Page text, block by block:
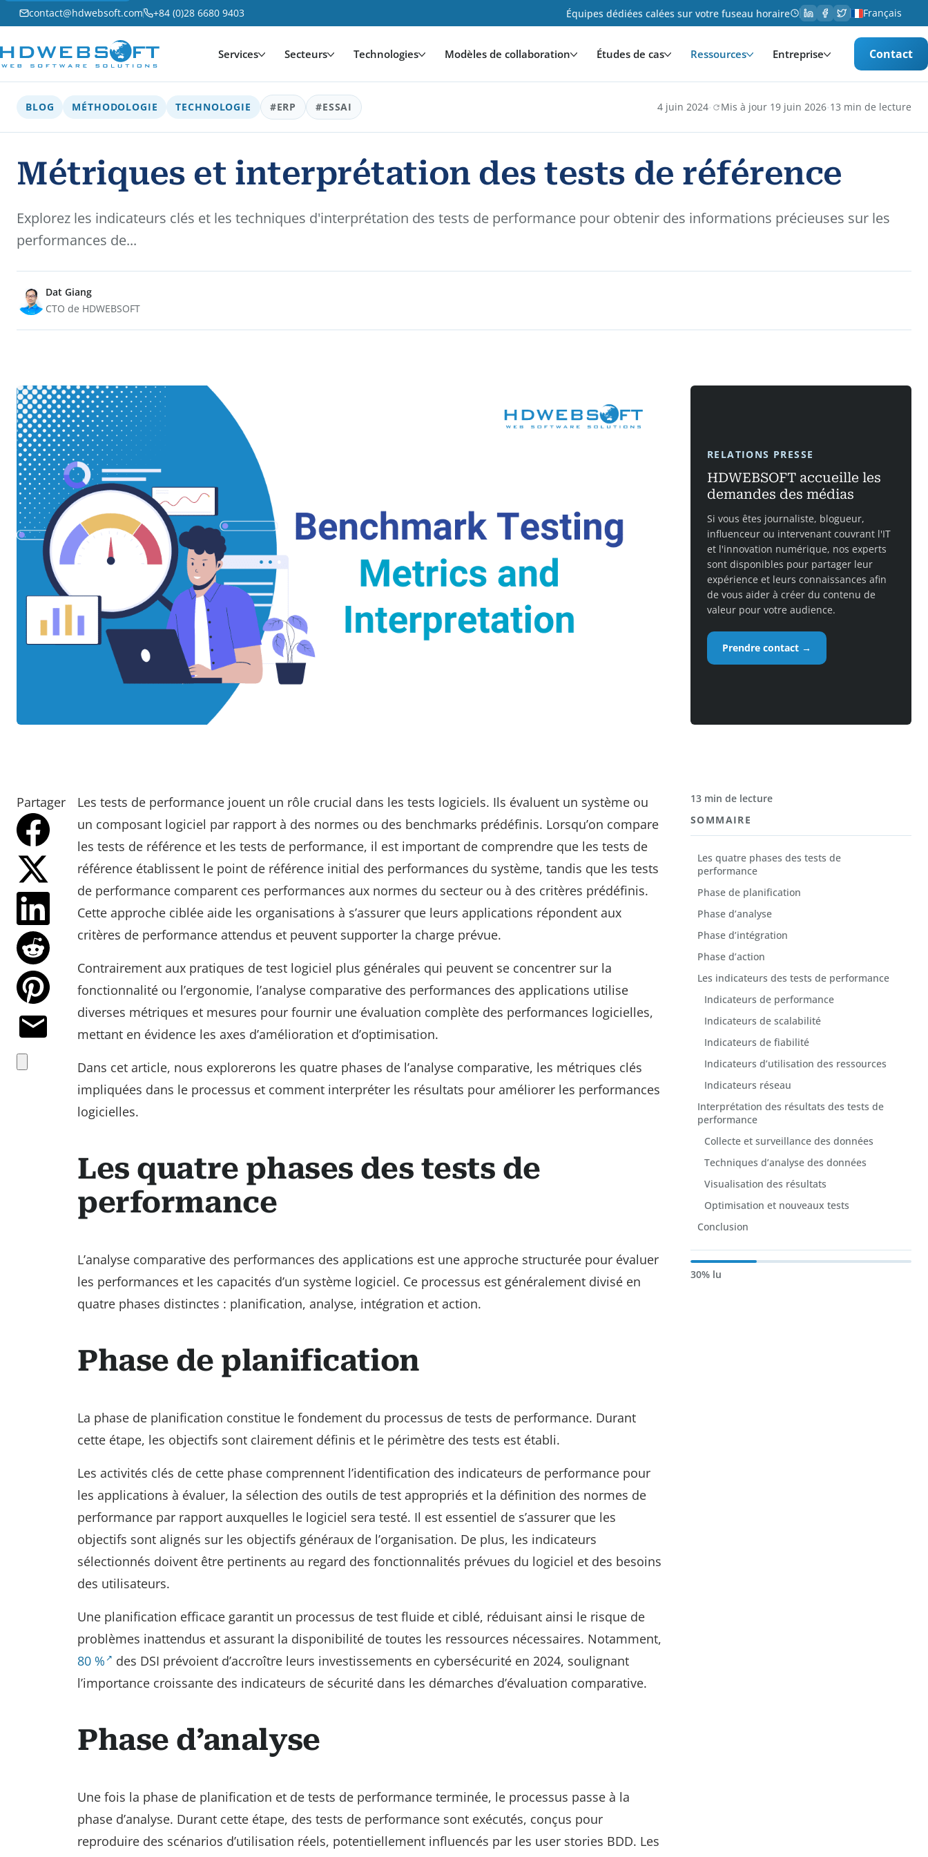
contact@hdwebsoft.com +84 (0)28 6680 9403 Équipes dédiées calées sur votre fuseau horaire Français
Services Secteurs Technologies Modèles de collaboration Études de cas Ressources Entreprise Contact
BLOG MÉTHODOLOGIE TECHNOLOGIE #ERP #ESSAI 4 juin 2024· Mis à jour 19 juin 2026·13 min de lecture
Métriques et interprétation des tests de référence
Explorez les indicateurs clés et les techniques d'interprétation des tests de performance pour obtenir des informations précieuses sur les
performances de...
Dat Giang
CTO de HDWEBSOFT
RELATIONS PRESSE
HDWEBSOFT accueille les
demandes des médias
Si vous êtes journaliste, blogueur,
influenceur ou intervenant couvrant l'IT
et l'innovation numérique, nos experts
sont disponibles pour partager leur
expérience et leurs connaissances afin
de vous aider à créer du contenu de
valeur pour votre audience.
Prendre contact →
Partager
Les tests de performance jouent un rôle crucial dans les tests logiciels. Ils évaluent un système ou
un composant logiciel par rapport à des normes ou des benchmarks prédéfinis. Lorsqu’on compare
les tests de référence et les tests de performance, il est important de comprendre que les tests de
référence établissent le point de référence initial des performances du système, tandis que les tests
de performance comparent ces performances aux normes du secteur ou à des critères prédéfinis.
Cette approche ciblée aide les organisations à s’assurer que leurs applications répondent aux
critères de performance attendus et peuvent supporter la charge prévue.
Contrairement aux pratiques de test logiciel plus générales qui peuvent se concentrer sur la
fonctionnalité ou l’ergonomie, l’analyse comparative des performances des applications utilise
diverses métriques et mesures pour fournir une évaluation complète des performances logicielles,
mettant en évidence les axes d’amélioration et d’optimisation.
Dans cet article, nous explorerons les quatre phases de l’analyse comparative, les métriques clés
impliquées dans le processus et comment interpréter les résultats pour améliorer les performances
logicielles.
Les quatre phases des tests de
performance
L’analyse comparative des performances des applications est une approche structurée pour évaluer
les performances et les capacités d’un système logiciel. Ce processus est généralement divisé en
quatre phases distinctes : planification, analyse, intégration et action.
Phase de planification
La phase de planification constitue le fondement du processus de tests de performance. Durant
cette étape, les objectifs sont clairement définis et le périmètre des tests est établi.
Les activités clés de cette phase comprennent l’identification des indicateurs de performance pour
les applications à évaluer, la sélection des outils de test appropriés et la définition des normes de
performance par rapport auxquelles le logiciel sera testé. Il est essentiel de s’assurer que les
objectifs sont alignés sur les objectifs généraux de l’organisation. De plus, les indicateurs
sélectionnés doivent être pertinents au regard des fonctionnalités prévues du logiciel et des besoins
des utilisateurs.
Une planification efficace garantit un processus de test fluide et ciblé, réduisant ainsi le risque de
problèmes inattendus et assurant la disponibilité de toutes les ressources nécessaires. Notamment,
80 %
des DSI prévoient d’accroître leurs investissements en cybersécurité en 2024, soulignant
l’importance croissante des indicateurs de sécurité dans les démarches d’évaluation comparative.
Phase d’analyse
Une fois la phase de planification et de tests de performance terminée, le processus passe à la
phase d’analyse. Durant cette étape, des tests de performance sont exécutés, conçus pour
reproduire des scénarios d’utilisation réels, potentiellement influencés par les user stories BDD. Les
13 min de lecture
SOMMAIRE
Les quatre phases des tests de
performance
Phase de planification
Phase d’analyse
Phase d’intégration
Phase d’action
Les indicateurs des tests de performance
Indicateurs de performance
Indicateurs de scalabilité
Indicateurs de fiabilité
Indicateurs d’utilisation des ressources
Indicateurs réseau
Interprétation des résultats des tests de
performance
Collecte et surveillance des données
Techniques d’analyse des données
Visualisation des résultats
Optimisation et nouveaux tests
Conclusion
30% lu